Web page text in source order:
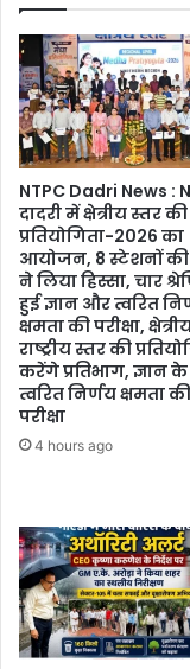
जैसा
अनुभव,
लगेंगे
ग्लास
गेट
और
सिक्योरिटी
सिस्टम
संतों
से
लेकर
सांसद
तक
ने
दिया
संस्कार
और
संगठन
का
संदेश”,
अखिल
भारतीय
कवि
सम्मेलन
ने
बांधा
महेश
शर्मा
बोले
“परशुराम
केवल
NTPC Dadri News :
दादरी में क्षेत्रीय स्तर
प्रतियोगिता-2026 का
आयोजन, 8 स्टेशनों की
ने लिया हिस्सा, चार
हुई ज्ञान और त्वरित
क्षमता की परीक्षा,
राष्ट्रीय स्तर की
करेंगे प्रतिभाग, ज्ञान
त्वरित निर्णय क्षमता
परीक्षा
4 hours ago